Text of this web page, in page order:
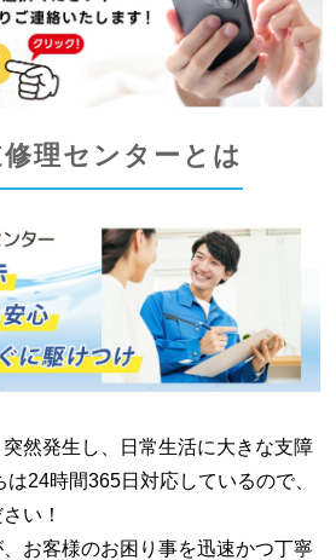
理センターとは
然発生し、日常生活に大きな支障
24時間365日対応しているので、
い！
お客様のお困り事を迅速かつ丁寧